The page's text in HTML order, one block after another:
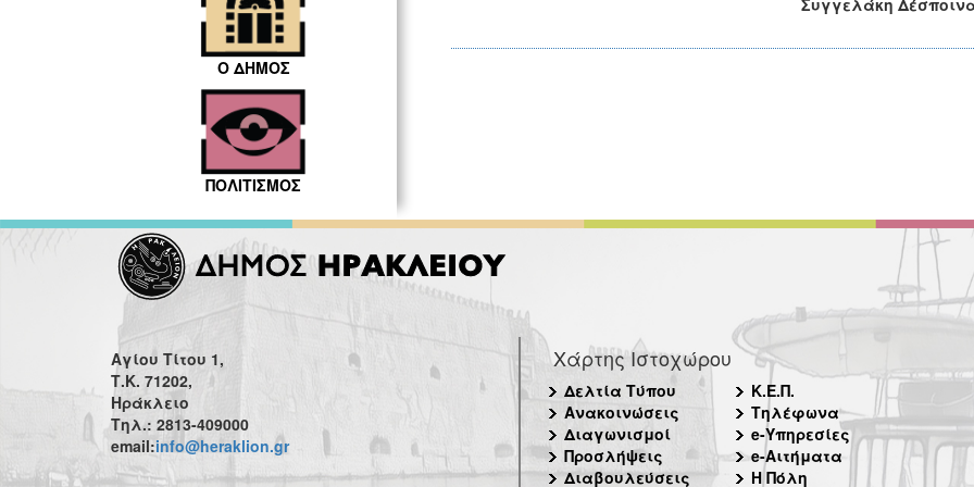
Ο ΔΗΜΟΣ
ΠΟΛΙΤΙΣΜΟΣ
Συγγελάκη
Αγίου Τίτου 1,
Τ.Κ. 71202,
Ηράκλειο
Τηλ.: 2813-409000
email:info@heraklion.gr
Χάρτης Ιστοχώρου
Δελτία Τύπου
Ανακοινώσεις
Διαγωνισμοί
Προσλήψεις
Διαβουλεύσεις
Κ.Ε.Π.
Τηλέφωνα
e-Υπηρεσίες
e-Αιτήματα
Η Πόλη